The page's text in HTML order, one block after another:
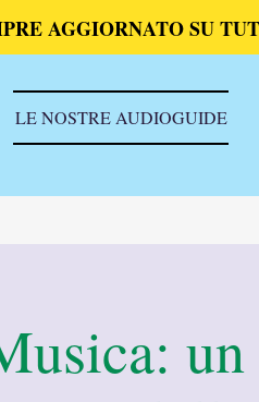
AGGIORNATO SU
LE NOSTRE AUDIOGUIDE